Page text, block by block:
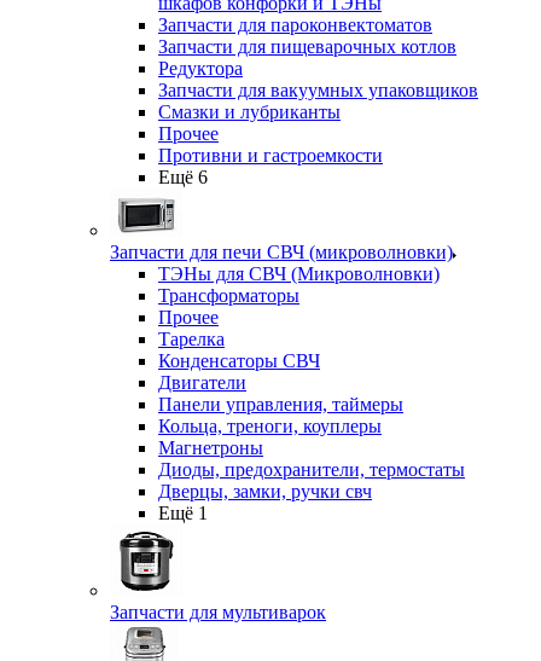
Запчасти для пароконвектоматов
Запчасти для пищеварочных котлов
Редуктора
Запчасти для вакуумных упаковщиков
Смазки и лубриканты
Прочее
Противни и гастроемкости
Ещё 6
Запчасти для печи СВЧ (микроволновки)
ТЭНы для СВЧ (Микроволновки)
Трансформаторы
Прочее
Тарелка
Конденсаторы СВЧ
Двигатели
Панели управления, таймеры
Кольца, треноги, коуплеры
Магнетроны
Диоды, предохранители, термостаты
Дверцы, замки, ручки свч
Ещё 1
Запчасти для мультиварок